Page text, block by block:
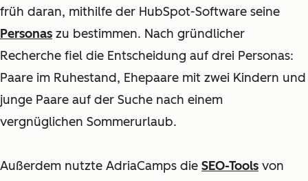
früh daran, mithilfe der HubSpot-Software seine
Personas zu bestimmen. Nach gründlicher
Recherche fiel die Entscheidung auf drei Personas:
Paare im Ruhestand, Ehepaare mit zwei Kindern und
junge Paare auf der Suche nach einem
vergnüglichen Sommerurlaub.
Außerdem nutzte AdriaCamps die SEO-Tools von